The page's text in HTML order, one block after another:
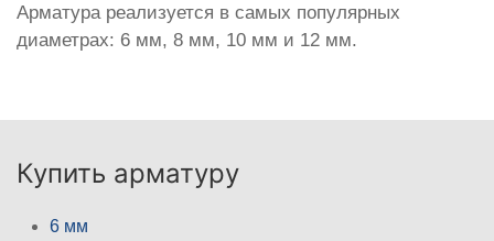
Арматура реализуется в самых популярных
диаметрах: 6 мм, 8 мм, 10 мм и 12 мм.
Купить арматуру
6 мм